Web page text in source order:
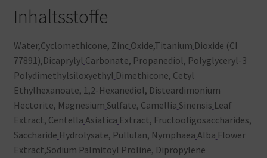
Inhaltsstoffe
Water,Cyclomethicone, Zinc Oxide,Titanium Dioxide (CI
77891),Dicaprylyl Carbonate, Propanediol, Polyglyceryl-3
Polydimethylsiloxyethyl Dimethicone, Cetyl
Ethylhexanoate, 1,2-Hexanediol, Disteardimonium
Hectorite, Magnesium Sulfate, Camellia Sinensis Leaf
Extract, Centella Asiatica Extract, Fructooligosaccharides,
Saccharide Hydrolysate, Pullulan, Nymphaea Alba Flower
Extract,Sodium Palmitoyl Proline, Dipropylene